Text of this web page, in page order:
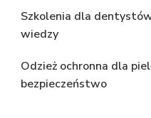
Szkolenia dla
wiedzy
Odzież ochronna dla
bezpieczeństwo